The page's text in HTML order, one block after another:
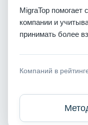
MigraTop помогает
компании и
принимать более
Компаний в